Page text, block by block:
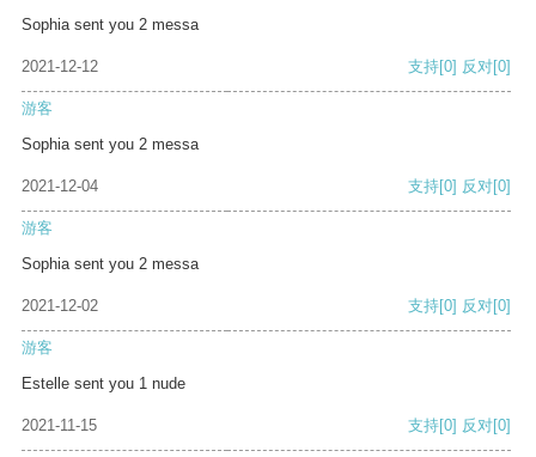
Sophia sent you 2 messa
2021-12-12 支持[0] 反对[0]
游客
Sophia sent you 2 messa
2021-12-04 支持[0] 反对[0]
游客
Sophia sent you 2 messa
2021-12-02 支持[0] 反对[0]
游客
Estelle sent you 1 nude
2021-11-15 支持[0] 反对[0]